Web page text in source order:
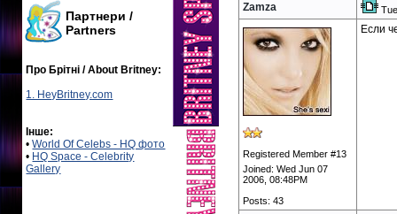
Партнери /
Partners
Про Брітні / About Britney:
1. HeyBritney.com
Інше:
•World Of Celebs - HQ фото
• HQ Space - Celebrity
Gallery
Zamza
Registered Member #13
Joined: Wed Jun 07
2006, 08:48PM
Posts: 43
Если